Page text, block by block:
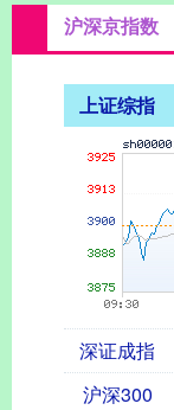
沪深京指数
上证综指
深证成指
沪深300